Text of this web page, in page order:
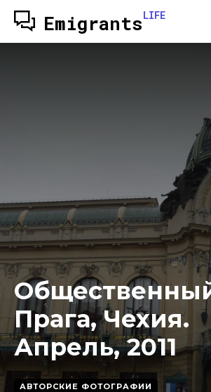
EmigrantsLIFE
Прага, Чехия.
Апрель, 2011
АВТОРСКИЕ ФОТОГРАФИИ